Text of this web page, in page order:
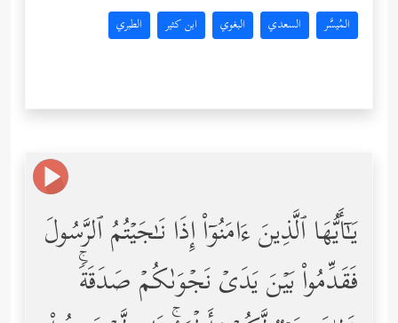
المُيسَّر السعدي البغوي ابن كثير الطبري
یَـٰۤأَیُّهَا ٱلَّذِینَ ءَامَنُوۤاْ إِذَا نَـٰجَیۡتُمُ ٱلرَّسُولَ
فَقَدِّمُواْ بَیۡنَ یَدَیۡ نَجۡوَىٰكُمۡ صَدَقَةࣰۚ